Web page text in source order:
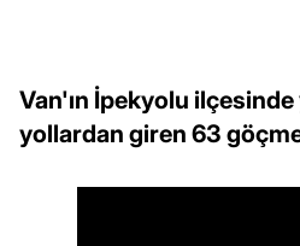
Van'ın İpekyolu ilçesinde
yollardan giren 63